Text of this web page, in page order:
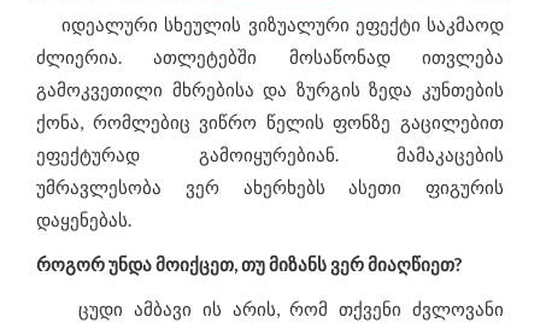
იდეალური სხეულის ვიზუალური ეფექტი საკმაოდ
ძლიერია. ათლეტებში მოსაწონად ითვლება
გამოკვეთილი მხრებისა და ზურგის ზედა კუნთების
ქონა, რომლებიც ვიწრო წელის ფონზე გაცილებით
ეფექტურად გამოიყურებიან. მამაკაცების
უმრავლესობა ვერ ახერხებს ასეთი ფიგურის
დაყენებას.
როგორ უნდა მოიქცეთ, თუ მიზანს ვერ მიაღწიეთ?
ცუდი ამბავი ის არის, რომ თქვენი ძვლოვანი